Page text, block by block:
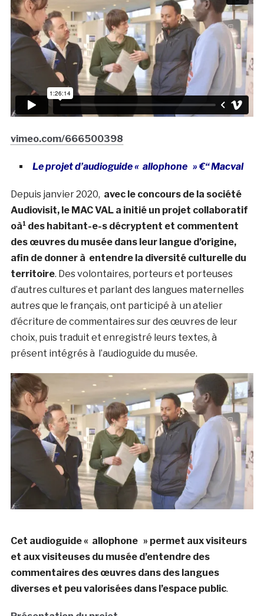
vimeo.com/666500398
Le projet d’audioguide « allophone » €“ Macval
Depuis janvier 2020, avec le concours de la société
Audiovisit, le MAC VAL a initié un projet collaboratif
oà¹ des habitant-e-s décryptent et commentent
des œuvres du musée dans leur langue d’origine,
afin de donner à entendre la diversité culturelle du
territoire. Des volontaires, porteurs et porteuses
d’autres cultures et parlant des langues maternelles
autres que le français, ont participé à un atelier
d’écriture de commentaires sur des œuvres de leur
choix, puis traduit et enregistré leurs textes, à
présent intégrés à l’audioguide du musée.
Cet audioguide « allophone » permet aux visiteurs
et aux visiteuses du musée d’entendre des
commentaires des œuvres dans des langues
diverses et peu valorisées dans l’espace public.